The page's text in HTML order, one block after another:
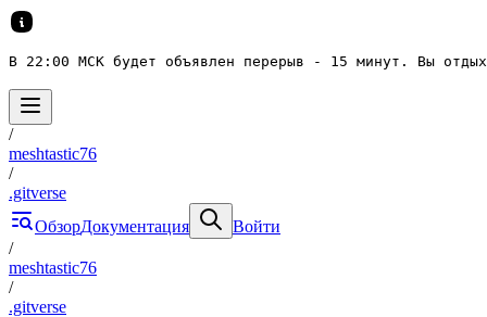
В 22:00 МСК будет объявлен перерыв - 15 минут. Вы
/
meshtastic76
/
.gitverse
ОбзорДокументация
Войти
/
meshtastic76
/
.gitverse